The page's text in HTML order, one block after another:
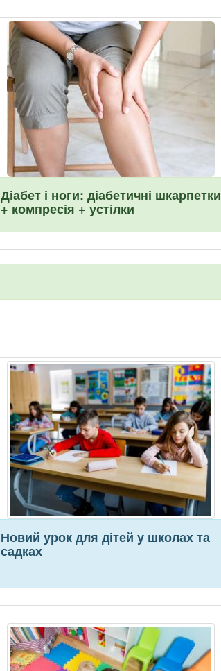
Діабет і ноги: діабетичні шкарпетки
+ компресія + устілки
Новий урок для дітей у школах та
садках